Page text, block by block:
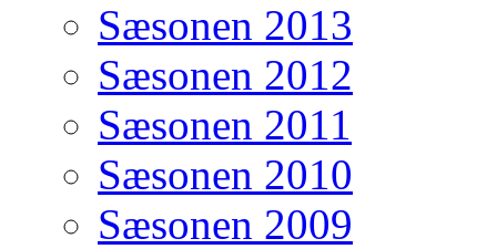
Sæsonen 2013
Sæsonen 2012
Sæsonen 2011
Sæsonen 2010
Sæsonen 2009